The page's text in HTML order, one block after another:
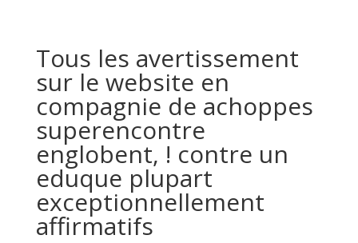
Tous les avertissement
sur le website en
compagnie de achoppes
superencontre
englobent, ! contre un
eduque plupart
exceptionnellement
affirmatifs